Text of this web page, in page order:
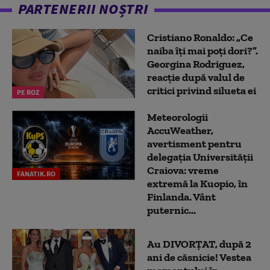
PARTENERII NOȘTRI
PE ROZ
Cristiano Ronaldo: „Ce
naiba îți mai poți dori?”.
Georgina Rodriguez,
reacție după valul de
critici privind silueta ei
FANATIK.RO
Meteorologii
AccuWeather,
avertisment pentru
delegația Universității
Craiova: vreme
extremă la Kuopio, în
Finlanda. Vânt
puternic...
Au DIVORȚAT, după 2
ani de căsnicie! Vestea